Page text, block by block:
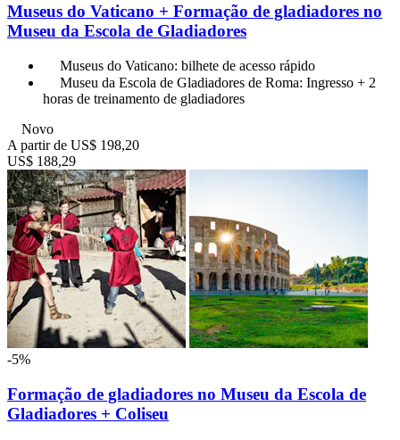
Museus do Vaticano + Formação de gladiadores no
Museu da Escola de Gladiadores
Museus do Vaticano: bilhete de acesso rápido
Museu da Escola de Gladiadores de Roma: Ingresso + 2
horas de treinamento de gladiadores
Novo
A partir de US$ 198,20
US$ 188,29
-5%
Formação de gladiadores no Museu da Escola de
Gladiadores + Coliseu